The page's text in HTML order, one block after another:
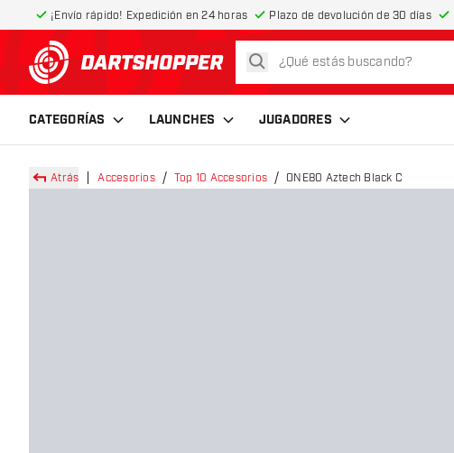
¡Envío rápido! Expedición en 24 horas Plazo de devolución de 30 días
volver a la página de inicio
buscar
CATEGORÍAS LAUNCHES JUGADORES
Atrás Accesorios Top 10 Accesorios ONE80 Aztech Black C